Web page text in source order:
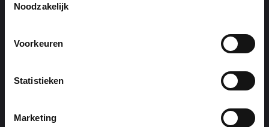
Noodzakelijk
Voorkeuren
Statistieken
Marketing
Algemene Voorwaarden